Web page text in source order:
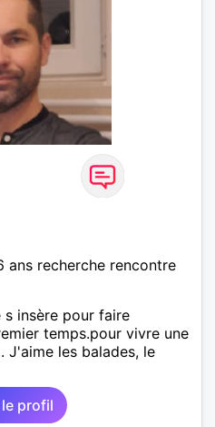
ans recherche rencontre
s insère pour faire
temps.pour vivre une
J'aime les balades, le
profil